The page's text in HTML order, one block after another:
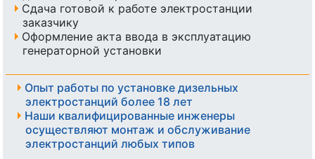
Сдача готовой к работе электростанции
заказчику
Оформление акта ввода в эксплуатацию
генераторной установки
Опыт работы по установке дизельных
электростанций более 18 лет
Наши квалифицированные инженеры
осуществляют монтаж и обслуживание
электростанций любых типов